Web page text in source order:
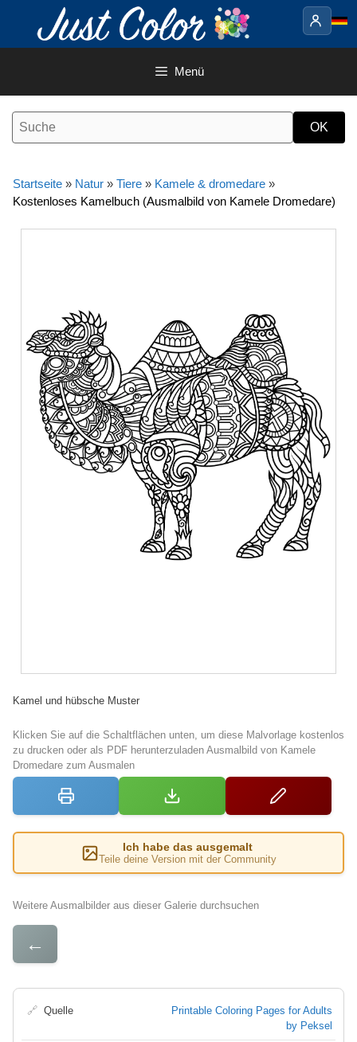
Inhalt
Menü
Startseite » Natur » Tiere » Kamele & dromedare »
Kostenloses Kamelbuch (Ausmalbild von Kamele Dromedare)
Kamel und hübsche Muster
Klicken Sie auf die Schaltflächen unten, um diese Malvorlage kostenlos
zu drucken oder als PDF herunterzuladen Ausmalbild von Kamele
Dromedare zum Ausmalen
Ich habe das ausgemalt
Teile deine Version mit der Community
Weitere Ausmalbilder aus dieser Galerie durchsuchen
←
🔗 Quelle
Printable Coloring Pages for Adults
by Peksel